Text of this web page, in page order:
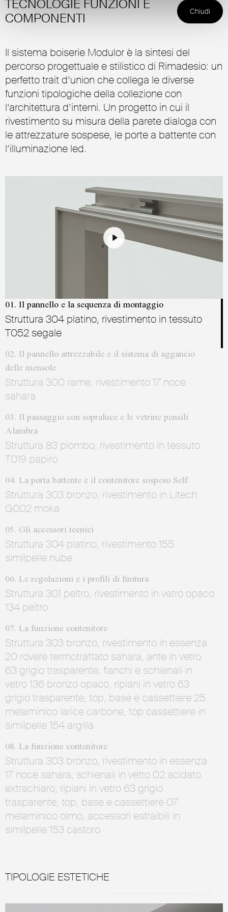
TECNOLOGIE FUNZIONI E
COMPONENTI
Chiudi
Il sistema boiserie Modulor è la sintesi del
percorso progettuale e stilistico di Rimadesio: un
perfetto trait d’union che collega le diverse
funzioni tipologiche della collezione con
l’architettura d’interni. Un progetto in cui il
rivestimento su misura della parete dialoga con
le attrezzature sospese, le porte a battente con
l’illuminazione led.
Mute Settings
Play
01. Il pannello e la sequenza di montaggio
Struttura 304 platino, rivestimento in tessuto
T052 segale
02. Il pannello attrezzabile e il sistema di aggancio
delle mensole
Struttura 300 rame, rivestimento 17 noce
sahara
03. Il passaggio con sopraluce e le vetrine pensili
Alambra
Struttura 83 piombo, rivestimento in tessuto
T019 papiro
04. La porta battente e il contenitore sospeso Self
Struttura 303 bronzo, rivestimento in Litech
G002 moka
05. Gli accessori tecnici
Struttura 304 platino, rivestimento 155
similpelle nube
06. Le regolazioni e i profili di finitura
Struttura 301 peltro, rivestimento in vetro opaco
134 peltro
07. La funzione contenitore
Struttura 303 bronzo, rivestimento in essenza
20 rovere termotrattato sahara, ante in vetro
63 grigio trasparente, fianchi e schienali in
vetro 136 bronzo opaco, ripiani in vetro 63
grigio trasparente, top, base e cassettiere 25
melaminico larice carbone, top cassettiere in
similpelle 154 argilla
08. La funzione contenitore
Struttura 303 bronzo, rivestimento in essenza
17 noce sahara, schienali in vetro 02 acidato
extrachiaro, ripiani in vetro 63 grigio
trasparente, top, base e cassettiere 07
melaminico olmo, accessori estraibili in
similpelle 153 castoro
TIPOLOGIE ESTETICHE